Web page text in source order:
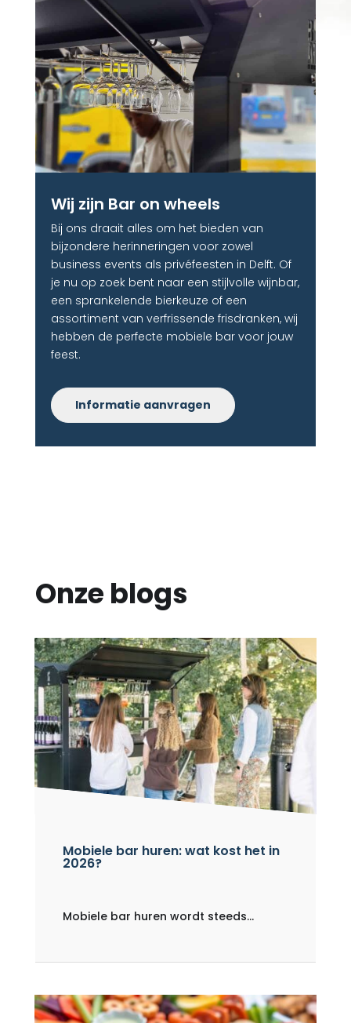
Wij zijn Bar on wheels
Bij ons draait alles om het bieden van
bijzondere herinneringen voor zowel
business events als privéfeesten in Delft. Of
je nu op zoek bent naar een stijlvolle wijnbar,
een sprankelende bierkeuze of een
assortiment van verfrissende frisdranken, wij
hebben de perfecte mobiele bar voor jouw
feest.
Informatie aanvragen
Onze blogs
Mobiele bar huren: wat kost het in
2026?
Mobiele bar huren wordt steeds...